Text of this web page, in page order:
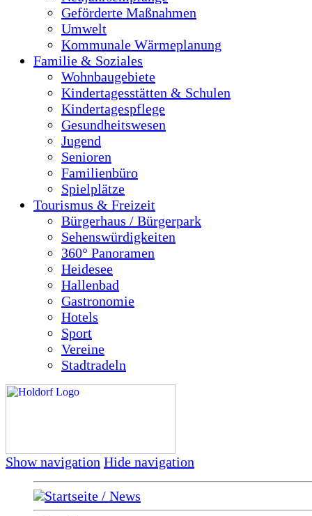
Geförderte Maßnahmen
Umwelt
Kommunale Wärmeplanung
Familie & Soziales
Wohnbaugebiete
Kindertagesstätten & Schulen
Kindertagespflege
Gesundheitswesen
Jugend
Senioren
Familienbüro
Spielplätze
Tourismus & Freizeit
Bürgerhaus / Bürgerpark
Sehenswürdigkeiten
360° Panoramen
Heidesee
Hallenbad
Gastronomie
Hotels
Sport
Vereine
Stadtradeln
Show navigation Hide navigation
Startseite / News